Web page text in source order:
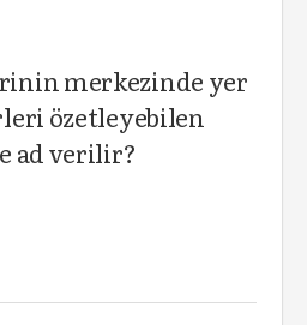
merkezinde yer
özetleyebilen
ad verilir?